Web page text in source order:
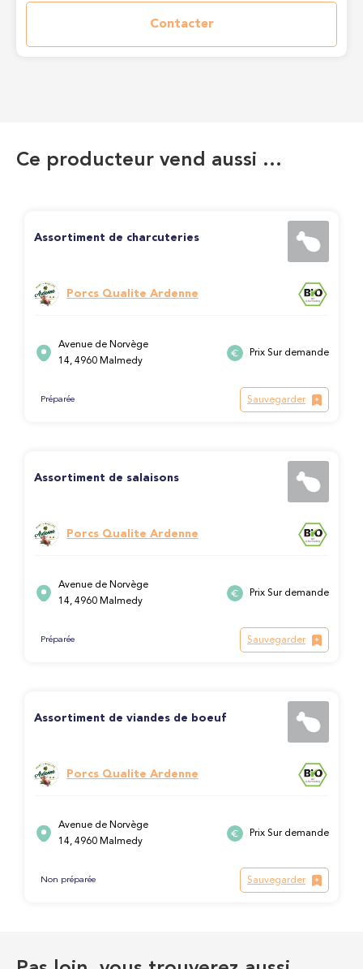
Contacter
Ce producteur vend aussi …
Assortiment de charcuteries
Porcs Qualite Ardenne
Avenue de Norvège
14, 4960 Malmedy
Prix Sur demande
Préparée Sauvegarder
Assortiment de salaisons
Porcs Qualite Ardenne
Avenue de Norvège
14, 4960 Malmedy
Prix Sur demande
Préparée Sauvegarder
Assortiment de viandes de boeuf
Porcs Qualite Ardenne
Avenue de Norvège
14, 4960 Malmedy
Prix Sur demande
Non préparée Sauvegarder